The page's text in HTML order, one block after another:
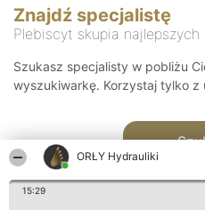
ORŁY Hydrauliki
15:29
Znajdź specjalistę
Plebiscyt skupia
Szukasz specjalisty w pobliżu
wyszukiwarkę. Korzystaj tylko z